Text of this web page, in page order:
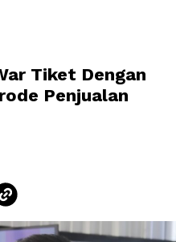
Tiket Dengan
Penjualan